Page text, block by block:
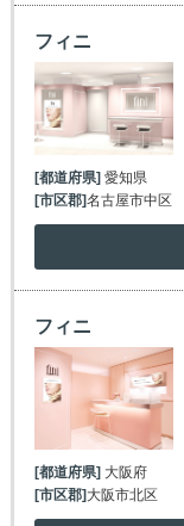
フィニ
[都道府県] 愛知県
[市区郡]名古屋市中区
フィニ
[都道府県] 大阪府
[市区郡] 大阪市北区